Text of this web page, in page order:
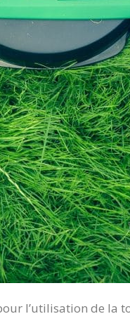
l’utilisation de la